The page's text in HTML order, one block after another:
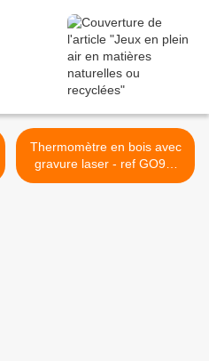
Thermomètre en bois avec
gravure laser - ref GO93-
13WD300 >